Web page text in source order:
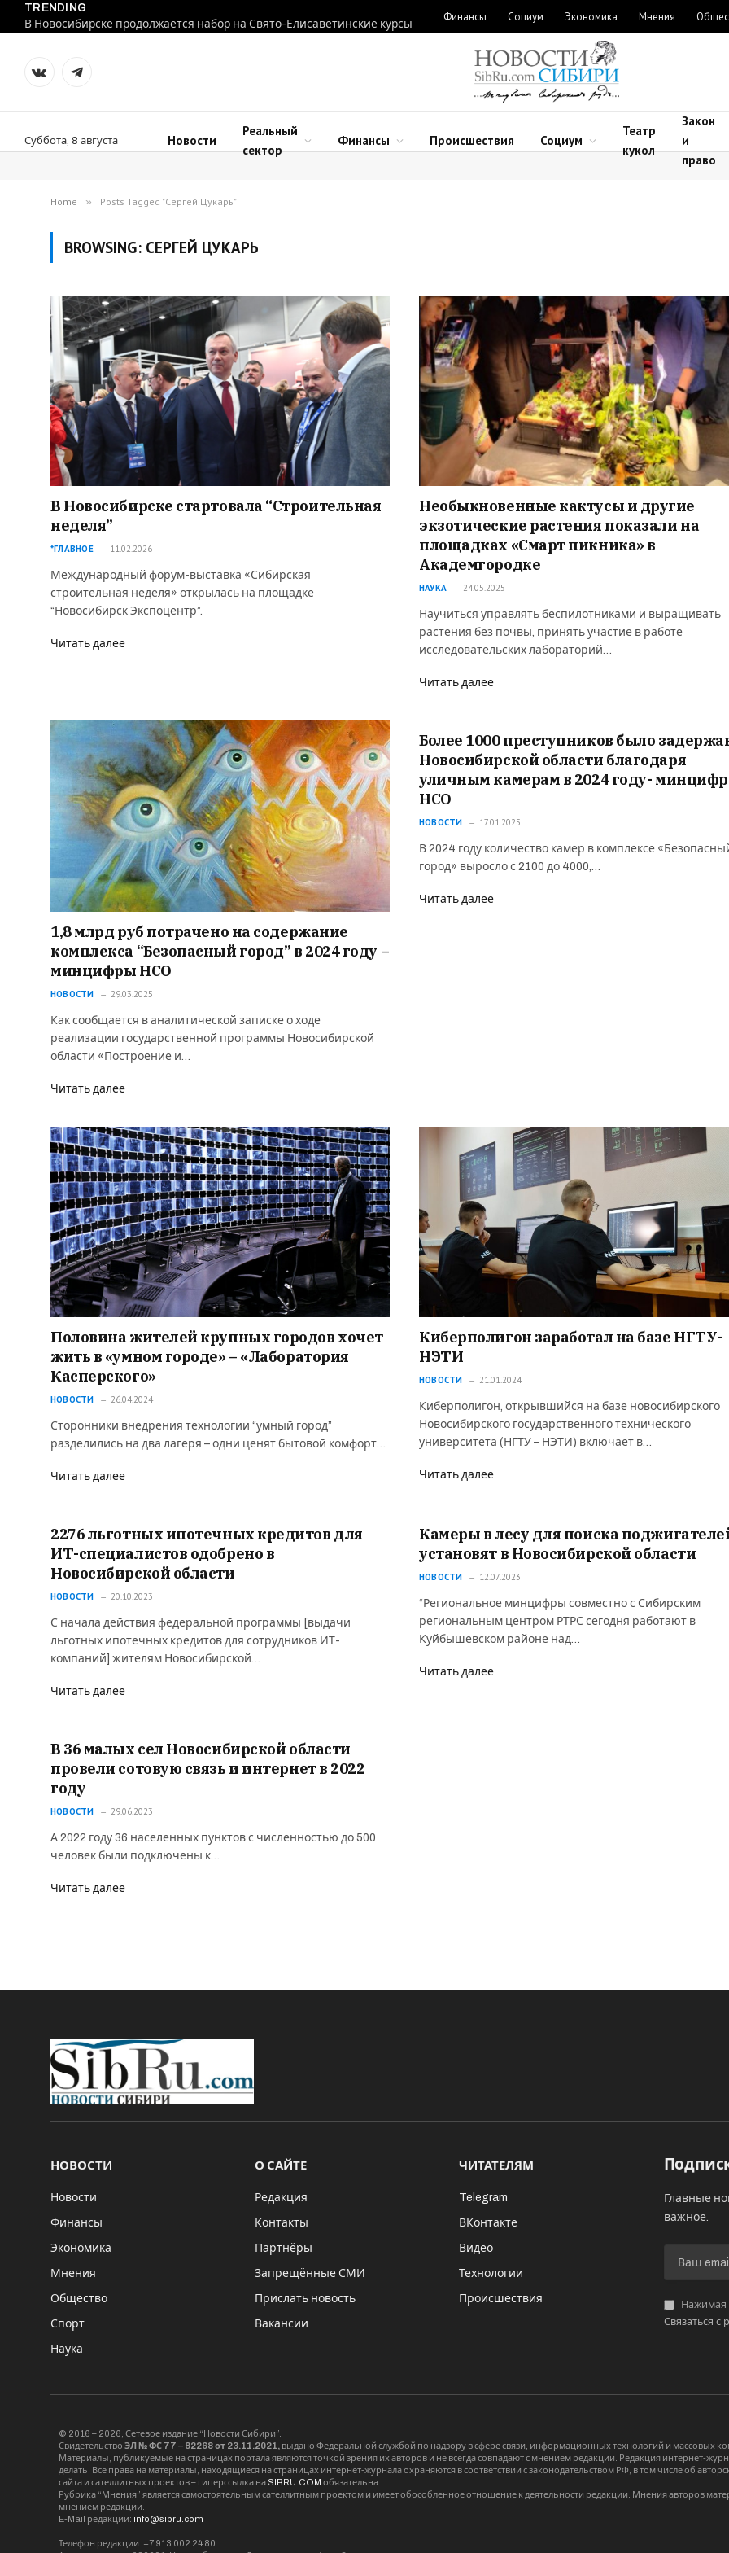
TRENDING
В Новосибирске продолжается набор на Свято-Елисаветинские курсы
Финансы Социум Экономика Мнения
VKontakteTelegram
Суббота, 8 августа Новости
Реальный
сектор
Финансы Происшествия Социум
Театр
кукол
Закон
и
право
Home » Posts Tagged "Сергей Цукарь"
BROWSING: СЕРГЕЙ ЦУКАРЬ
В Новосибирске стартовала “Строительная
неделя”
*ГЛАВНОЕ 11.02.2026
Международный форум-выставка «Сибирская
строительная неделя» открылась на площадке
“Новосибирск Экспоцентр”.
Читать далее
Необыкновенные кактусы и другие
экзотические растения показали на
площадках «Смарт пикника» в
Академгородке
НАУКА 24.05.2025
Научиться управлять беспилотниками и выращивать
растения без почвы, принять участие в работе
исследовательских лабораторий…
Читать далее
1,8 млрд руб потрачено на содержание
комплекса “Безопасный город” в 2024 году –
минцифры НСО
НОВОСТИ 29.03.2025
Как сообщается в аналитической записке о ходе
реализации государственной программы Новосибирской
области «Построение и…
Читать далее
Более 1000 преступников было
Новосибирской области благодаря
уличным камерам в 2024 году-
НСО
НОВОСТИ 17.01.2025
В 2024 году количество камер в комплексе
город» выросло с 2100 до 4000,…
Читать далее
Половина жителей крупных городов хочет
жить в «умном городе» – «Лаборатория
Касперского»
НОВОСТИ 26.04.2024
Сторонники внедрения технологии “умный город”
разделились на два лагеря – одни ценят бытовой комфорт…
Читать далее
Киберполигон заработал на базе НГТУ-
НЭТИ
НОВОСТИ 21.01.2024
Киберполигон, открывшийся на базе новосибирского
Новосибирского государственного технического
университета (НГТУ – НЭТИ) включает в…
Читать далее
2276 льготных ипотечных кредитов для
ИТ-специалистов одобрено в
Новосибирской области
НОВОСТИ 20.10.2023
С начала действия федеральной программы [выдачи
льготных ипотечных кредитов для сотрудников ИТ-
компаний] жителям Новосибирской…
Читать далее
Камеры в лесу для поиска
установят в Новосибирской области
НОВОСТИ 12.07.2023
“Региональное минцифры совместно с Сибирским
региональным центром РТРС сегодня работают в
Куйбышевском районе над…
Читать далее
В 36 малых сел Новосибирской области
провели сотовую связь и интернет в 2022
году
НОВОСТИ 29.06.2023
А 2022 году 36 населенных пунктов с численностью до 500
человек были подключены к…
Читать далее
НОВОСТИ
Новости
Финансы
Экономика
Мнения
Общество
Спорт
Наука
О САЙТЕ
Редакция
Контакты
Партнёры
Запрещённые СМИ
Прислать новость
Вакансии
ЧИТАТЕЛЯМ
Telegram
ВКонтакте
Видео
Технологии
Происшествия
Главные
важное.
Нажимая
Связаться с
© 2016 – 2026, Сетевое издание “Новости Сибири”.
Свидетельство ЭЛ № ФС 77 – 82268 от 23.11.2021, выдано Федеральной службой по надзору в сфере связи, информационных технологий и массовых
Материалы, публикуемые на страницах портала являются точкой зрения их авторов и не всегда совпадают с мнением редакции. Редакция интернет-
делать. Все права на материалы, находящиеся на страницах интернет-журнала охраняются в соответствии с законодательством РФ, в том числе об
сайта и сателлитных проектов – гиперссылка на SIBRU.COM обязательна.
Рубрика “Мнения” является самостоятельным сателлитным проектом и имеет обособленное отношение к деятельности редакции. Мнения авторов
мнением редакции.
E-Mail редакции: info@sibru.com
Телефон редакции: +7 913 002 24 80